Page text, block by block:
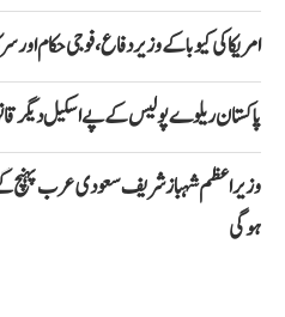
امریکا کی کیوبا کے وزیر دفاع، فوجی حکام اور
پاکستان ریلوے پولیس کے پے اسکیل دیگر
وزیراعظم شہباز شریف سعودی عرب پہنچ
ہوگی